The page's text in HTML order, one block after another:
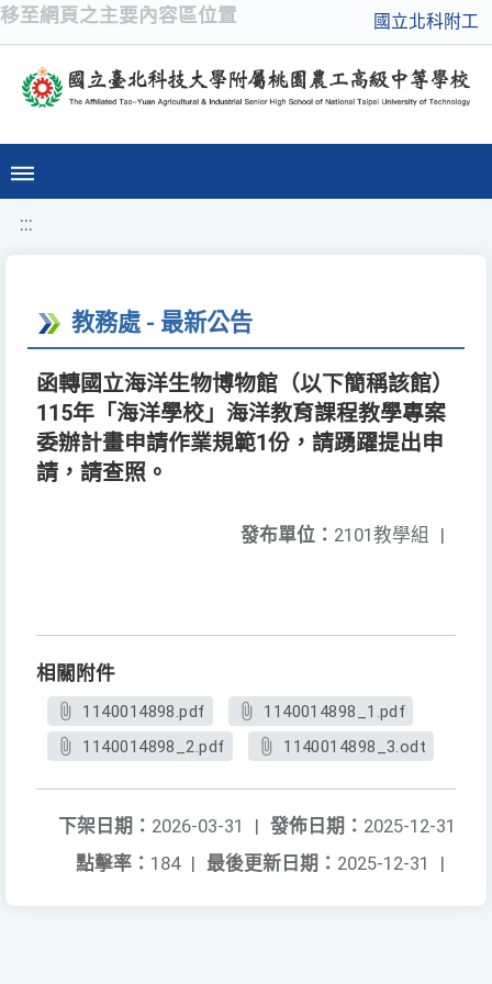
移至網頁之主要內容區位置 國立北科附工
:::
教務處 - 最新公告
函轉國立海洋生物博物館（以下簡稱該館）
115年「海洋學校」海洋教育課程教學專案
委辦計畫申請作業規範1份，請踴躍提出申
請，請查照。
發布單位： 2101教學組 |
相關附件
1140014898.pdf
1140014898_1.pdf
1140014898_2.pdf
1140014898_3.odt
發佈日期： 2025-12-31
下架日期： 2026-03-31
|
最後更新日期： 2025-12-31 |
點擊率： 184 |